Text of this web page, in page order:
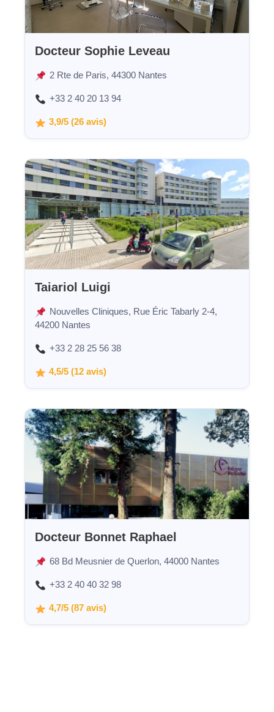
Docteur Sophie Leveau
2 Rte de Paris, 44300 Nantes
+33 2 40 20 13 94
3,9/5 (26 avis)
Taiariol Luigi
Nouvelles Cliniques, Rue Éric Tabarly 2-4,
44200 Nantes
+33 2 28 25 56 38
4,5/5 (12 avis)
Docteur Bonnet Raphael
68 Bd Meusnier de Querlon, 44000 Nantes
+33 2 40 40 32 98
4,7/5 (87 avis)